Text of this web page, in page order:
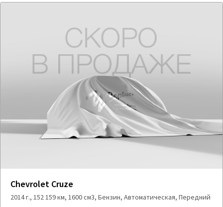
Chevrolet Cruze
2014 г., 152 159 км, 1600 см3, Бензин, Автоматическая, Передний